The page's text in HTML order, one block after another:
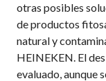
otras posibles
de productos
natural y
HEINEKEN. El
evaluado, aunque